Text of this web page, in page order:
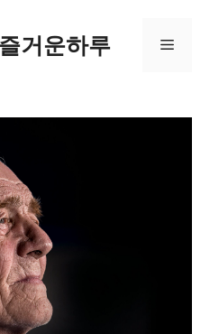
거운하루 메